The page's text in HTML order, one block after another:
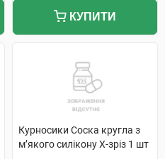
КУПИТИ
Курносики Соска кругла з
м’якого силікону X-зріз 1 шт